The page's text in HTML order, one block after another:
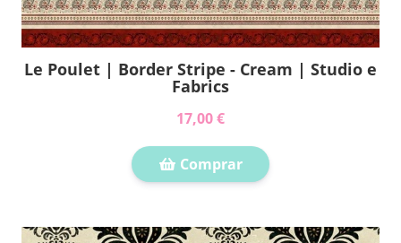
Le Poulet | Border Stripe - Cream | Studio e
Fabrics
17,00 €
Comprar